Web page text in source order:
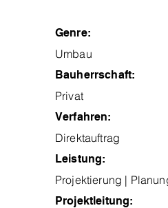
Genre:
Umbau
Bauherrschaft:
Privat
Verfahren:
Direktauftrag
Leistung:
Projektierung |
Projektleitung: